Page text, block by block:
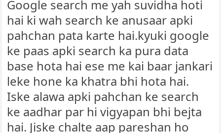
Google search me yah suvidha hoti
hai ki wah search ke anusaar apki
pahchan pata karte hai.kyuki google
ke paas apki search ka pura data
base hota hai ese me kai baar jankari
leke hone ka khatra bhi hota hai.
Iske alawa apki pahchan ke search
ke aadhar par hi vigyapan bhi bejta
hai. Jiske chalte aap pareshan ho